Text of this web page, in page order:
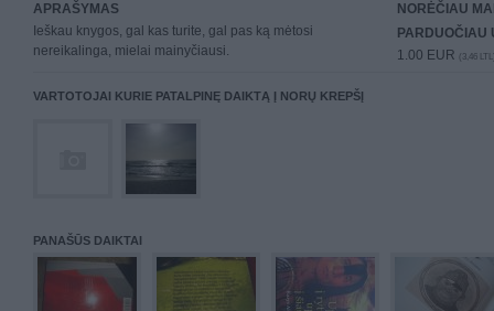
APRAŠYMAS
Ieškau knygos, gal kas turite, gal pas ką mėtosi
nereikalinga, mielai mainyčiausi.
NORĖČIAU
PARDUOČIAU
1.00 EUR (3,46
VARTOTOJAI KURIE PATALPINĘ DAIKTĄ Į NORŲ KREPŠĮ
PANAŠŪS DAIKTAI